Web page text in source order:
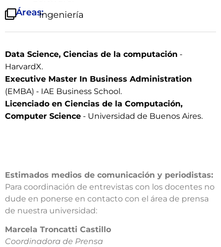
Áreas:Ingeniería
Data Science, Ciencias de la computación -
HarvardX.
Executive Master In Business Administration
(EMBA) - IAE Business School.
Licenciado en Ciencias de la Computación,
Computer Science - Universidad de Buenos Aires.
Estimados medios de comunicación y periodistas:
Para coordinación de entrevistas con los docentes no
dude en ponerse en contacto con el área de prensa
de nuestra universidad:​
​Marcela Troncatti Castillo​
Coordinadora de Prensa​